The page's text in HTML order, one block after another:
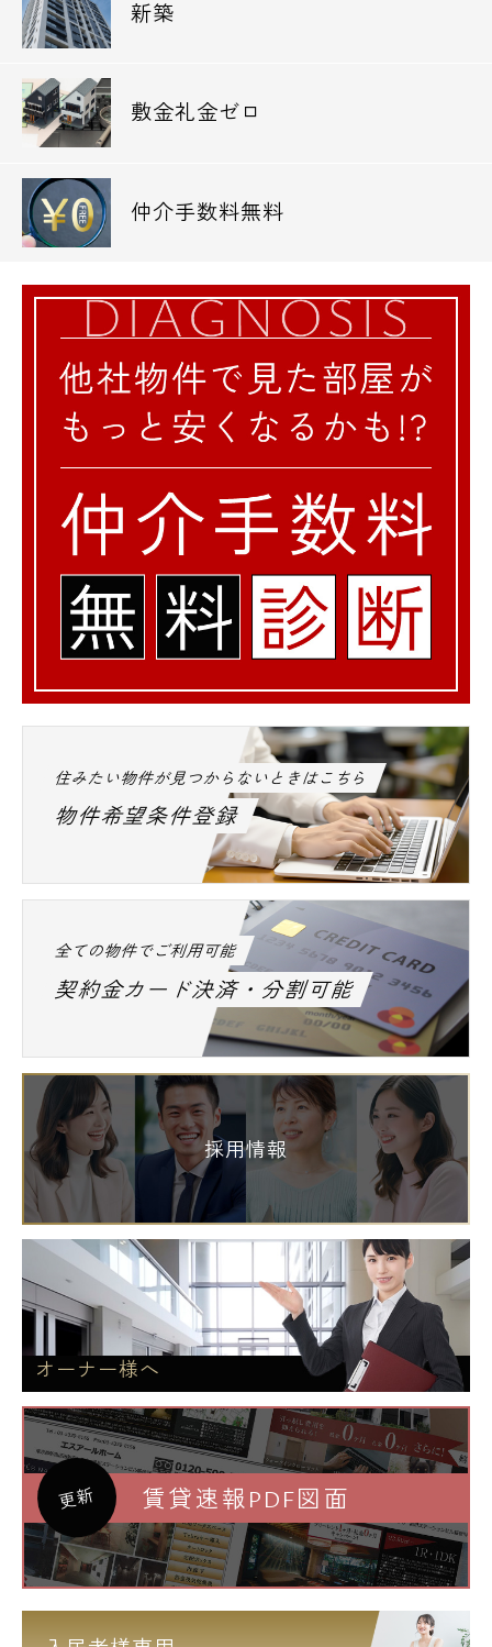
新築
敷金礼金ゼロ
仲介手数料無料
住みたい物件が見つからないときはこちら
物件希望条件登録
全ての物件でご利用可能
契約金カード決済・分割可能
採用情報
オーナー様へ
更新 賃貸速報PDF図面